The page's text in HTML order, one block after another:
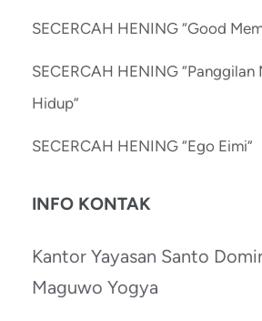
SECERCAH HENING “Good
SECERCAH HENING
Hidup”
SECERCAH HENING “Ego Eimi”
INFO KONTAK
Kantor Yayasan Santo
Maguwo Yogya